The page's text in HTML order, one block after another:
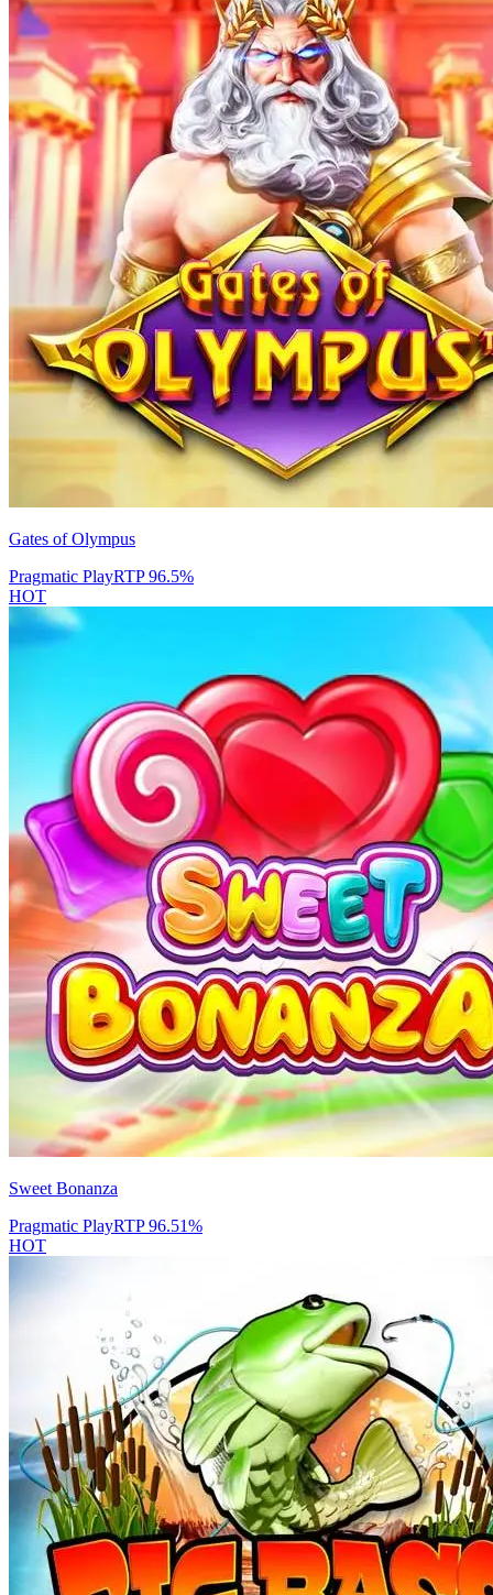
Gates of Olympus
Pragmatic PlayRTP96.5%
HOT
Sweet Bonanza
Pragmatic PlayRTP96.51%
HOT